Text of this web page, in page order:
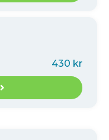
430 kr